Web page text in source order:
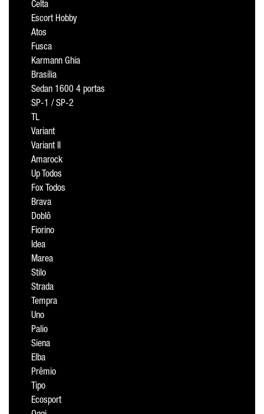
Celta
Escort Hobby
Atos
Fusca
Karmann Ghia
Brasília
Sedan 1600 4 portas
SP-1 / SP-2
TL
Variant
Variant II
Amarock
Up Todos
Fox Todos
Brava
Doblô
Fiorino
Idea
Marea
Stilo
Strada
Tempra
Uno
Palio
Siena
Elba
Prêmio
Tipo
Ecosport